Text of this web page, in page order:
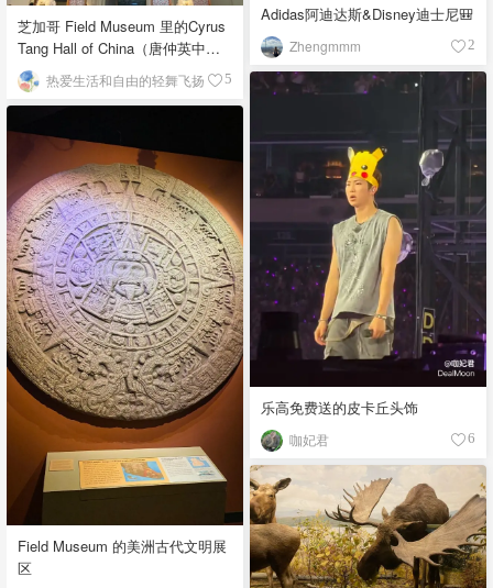
Adidas阿迪达斯&Disney迪士尼🎒
Zhengmmm 2
芝加哥 Field Museum 里的Cyrus
Tang Hall of China（唐仲英中国
馆） 热爱生活和自由的轻舞飞扬 5
乐高免费送的皮卡丘头饰
咖妃君 6
Field Museum 的美洲古代文明展
区